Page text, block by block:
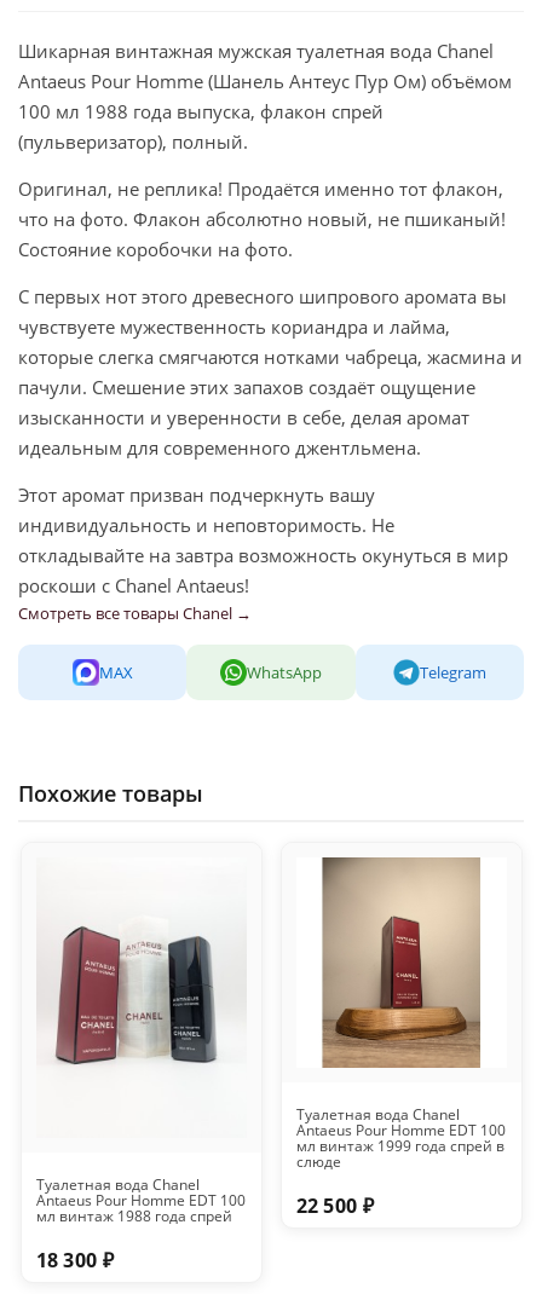
Шикарная винтажная мужская туалетная вода Chanel
Antaeus Pour Homme (Шанель Антеус Пур Ом) объёмом
100 мл 1988 года выпуска, флакон спрей
(пульверизатор), полный.
Оригинал, не реплика! Продаётся именно тот флакон,
что на фото. Флакон абсолютно новый, не пшиканый!
Состояние коробочки на фото.
С первых нот этого древесного шипрового аромата вы
чувствуете мужественность кориандра и лайма,
которые слегка смягчаются нотками чабреца, жасмина и
пачули. Смешение этих запахов создаёт ощущение
изысканности и уверенности в себе, делая аромат
идеальным для современного джентльмена.
Этот аромат призван подчеркнуть вашу
индивидуальность и неповторимость. Не
откладывайте на завтра возможность окунуться в мир
роскоши с Chanel Antaeus!
Смотреть все товары Chanel →
MAX WhatsApp Telegram
Похожие товары
Туалетная вода Chanel
Antaeus Pour Homme EDT 100
мл винтаж 1988 года спрей
18 300 ₽
Туалетная вода Chanel
Antaeus Pour Homme EDT 100
мл винтаж 1999 года спрей в
слюде
22 500 ₽